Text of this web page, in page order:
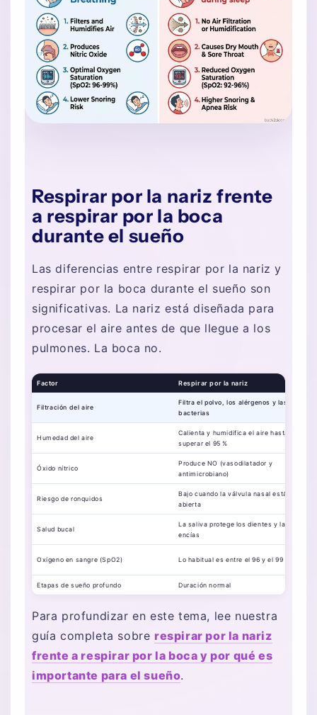
Respirar por la nariz frente
a respirar por la boca
durante el sueño
Las diferencias entre respirar por la nariz y
respirar por la boca durante el sueño son
significativas. La nariz está diseñada para
procesar el aire antes de que llegue a los
pulmones. La boca no.
Factor Respirar por la nariz
Filtración del aire
Filtra el polvo, los alérgenos y las
bacterias
Humedad del aire
Calienta y humidifica el aire hasta
superar el 95 %
Óxido nítrico
Produce NO (vasodilatador y
antimicrobiano)
Riesgo de ronquidos
Bajo cuando la válvula nasal está
abierta
Salud bucal
La saliva protege los dientes y las
encías
Oxígeno en sangre (SpO2) Lo habitual es entre el 96 y el 99 %
Etapas de sueño profundo Duración normal
Para profundizar en este tema, lee nuestra
guía completa sobre respirar por la nariz
frente a respirar por la boca y por qué es
importante para el sueño.